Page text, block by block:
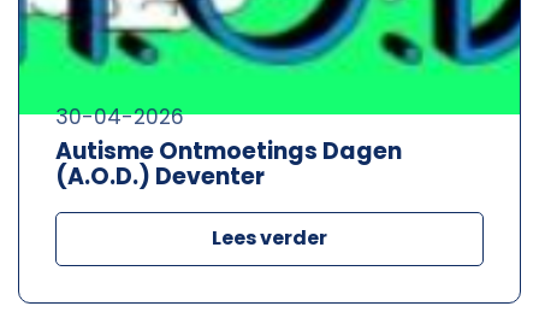
Autisme Ontmoetings Dagen
(A.O.D.) Deventer
30-04-2026
Lees verder